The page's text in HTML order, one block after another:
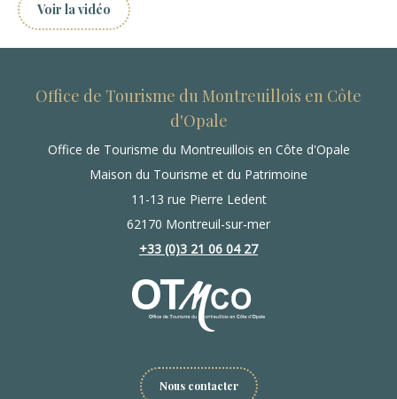
Voir la vidéo
Office de Tourisme du Montreuillois en Côte
d'Opale
Office de Tourisme du Montreuillois en Côte d'Opale
Maison du Tourisme et du Patrimoine
11-13 rue Pierre Ledent
62170 Montreuil-sur-mer
+33 (0)3 21 06 04 27
Nous contacter